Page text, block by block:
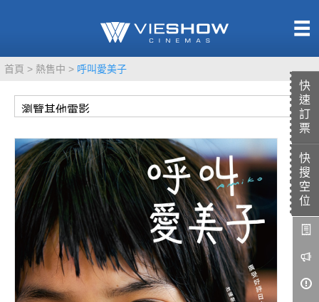
快
速
訂
票
快
搜
空
位
首頁 熱售中 呼叫愛美子
TITAN SCREEN
MUCROWN
IMAX
4DX
VR 演唱會
GOLD CLASS
AD口述影像
LIVE演唱會
影城餐飲
UNICORN